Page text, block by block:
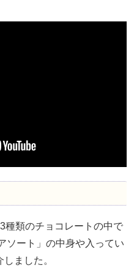
種類のチョコレートの中で
ソート」の中身や入ってい
ました。